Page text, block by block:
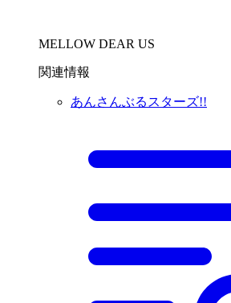
MELLOW DEAR US
関連情報
あんさんぶるスターズ!!